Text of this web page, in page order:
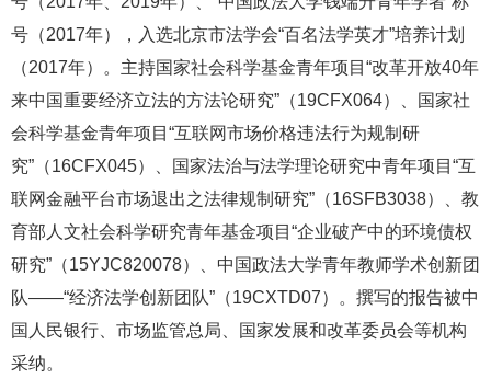
号（2017年），入选北京市法学会“百名法学英才”培养计划
（2017年）。主持国家社会科学基金青年项目“改革开放40年
来中国重要经济立法的方法论研究”（19CFX064）、国家社
会科学基金青年项目“互联网市场价格违法行为规制研
究”（16CFX045）、国家法治与法学理论研究中青年项目“互
联网金融平台市场退出之法律规制研究”（16SFB3038）、教
育部人文社会科学研究青年基金项目“企业破产中的环境债权
研究”（15YJC820078）、中国政法大学青年教师学术创新团
队——“经济法学创新团队”（19CXTD07）。撰写的报告被中
国人民银行、市场监管总局、国家发展和改革委员会等机构
采纳。